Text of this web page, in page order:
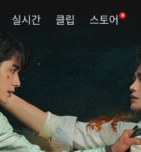
실시간 클립 스토어 N